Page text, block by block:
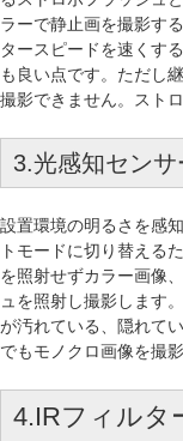
ラーで静止画を撮影す
タースピードを速くす
も良い点です。ただし
撮影できません。
スト
3.光感知センサ
設置環境の明るさを感
トモードに切り替える
を照射せずカラー画像
ュを照射し撮影します
が汚れている、隠れて
でもモノクロ画像を撮
4.IRフィルタ